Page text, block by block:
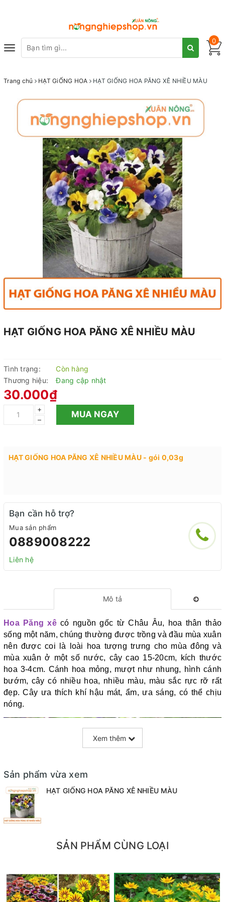
Toggle
0
Trang chủ HẠT GiỐNG HOA HẠT GIỐNG HOA PĂNG XÊ NHIỀU MÀU
HẠT GIỐNG HOA PĂNG XÊ NHIỀU MÀU
Tình trạng:
Còn hàng
Thương hiệu:
Đang cập nhật
30.000₫
+
–
MUA NGAY
HẠT GIỐNG HOA PĂNG XÊ NHIỀU MÀU - gói 0,03g
Bạn cần hỗ trợ?
Mua sản phẩm
0889008222
Liên hệ
Mô tả
Hoa Păng xêcó nguồn gốc từ Châu Âu, hoa thân thảo
sống một năm, chúng thường được trồng và đầu mùa xuân
nên được coi là loài hoa tượng trưng cho mùa đông và
mùa xuân ở một số nước, cây cao 15-20cm, kích thước
hoa 3-4cm. Cánh hoa mỏng, mượt như nhung, hình cánh
bướm, cây có nhiều hoa, nhiều màu, màu sắc rực rỡ rất
đẹp. Cây ưa thích khí hậu mát, ẩm, ưa sáng, có thể chịu
nóng.
Xem thêm
Sản phẩm vừa xem
HẠT GIỐNG HOA PĂNG XÊ NHIỀU MÀU
SẢN PHẨM CÙNG LOẠI